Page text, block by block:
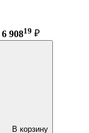
6 90819 ₽
В корзину